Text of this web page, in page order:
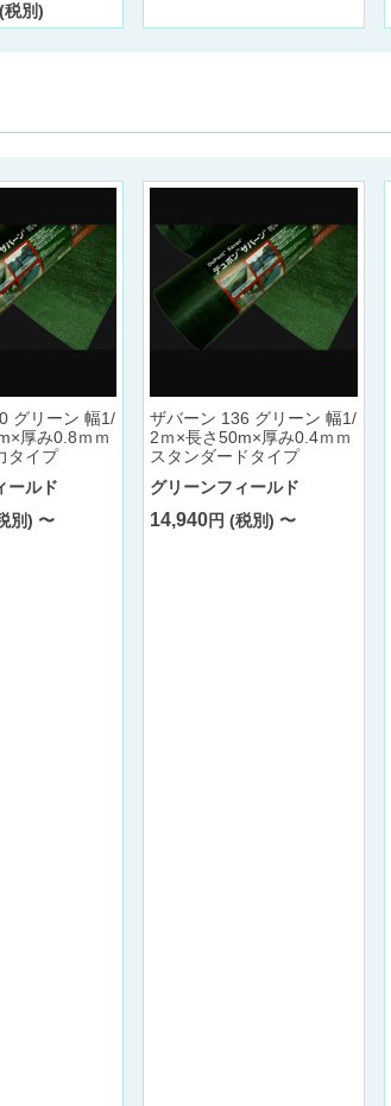
税別)
グリーン 幅1/
厚み0.8ｍｍ
タイプ
ールド
別) 〜
ザバーン 136 グリーン 幅1/
2ｍ×長さ50m×厚み0.4ｍｍ
スタンダードタイプ
グリーンフィールド
14,940円 (税別) 〜